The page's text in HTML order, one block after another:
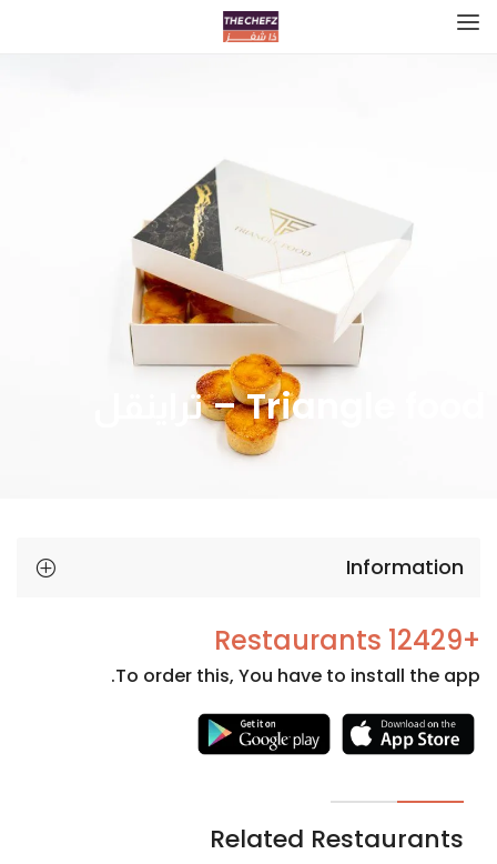
Triangle food – تراينقل
Information
+12429 Restaurants
To order this, You have to install the app.
Related Restaurants
Necessary
cookies
optional.